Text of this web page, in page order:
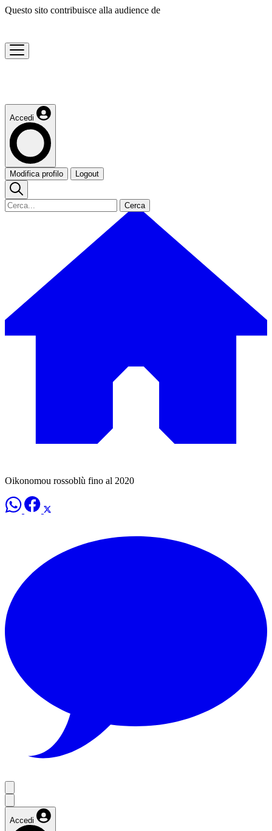
Questo sito contribuisce alla audience de
Accedi
Modifica profilo Logout
Cerca
Oikonomou rossoblù fino al 2020
Accedi